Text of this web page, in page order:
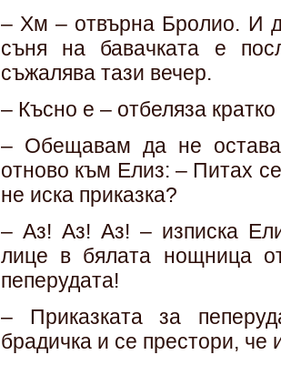
– Хм – отвърна Бролио. И
съня на бавачката е
съжалява тази вечер.
– Късно е – отбеляза
– Обещавам да не
отново към Елиз: – Питах
не иска приказка?
– Аз! Аз! Аз! – изписка
лице в бялата нощница
пеперудата!
– Приказката за
брадичка и се престори, че